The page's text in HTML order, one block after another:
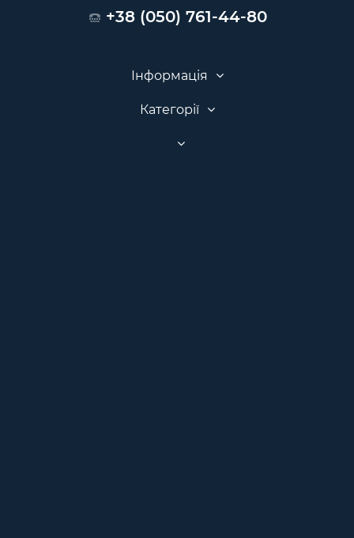
+38 (050) 761-44-80
Інформація
Категорії